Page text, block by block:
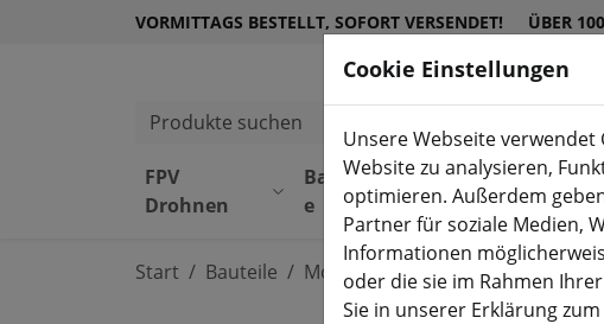
VORMITTAGS BESTELLT, SOFORT VERSENDET! ÜBER
Produkte suchen
FPV
Drohnen
Bauteil
e
Equipmen
t
DJI
Start Bauteile Motoren
Cookie Einstellungen
Unsere Webseite
Website zu analysieren,
optimieren. Außerdem
Partner für soziale Medien,
Informationen
oder die sie im Rahmen
Sie in unserer Erklärung zum